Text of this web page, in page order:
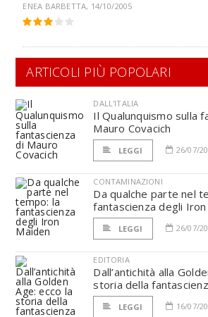
ENEA BARBETTA, 14/10/2005
ARTICOLI PIÙ POPOLARI
DALL'ITALIA
Il Qualunquismo sulla
Mauro Covacich
LEGGI 26/07/
CONTAMINAZIONI
Da qualche parte nel
fantascienza degli
LEGGI 26/07/
EDITORIA
Dall’antichità alla
storia della
LEGGI 16/07/